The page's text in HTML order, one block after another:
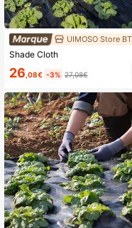
Shade Cloth
26 ,08€ -3% 27,08€